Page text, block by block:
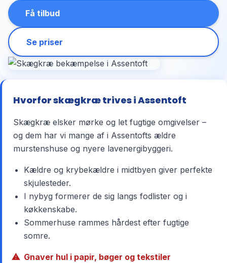
Få tilbud
Se priser
Hvorfor skægkræ trives i Assentoft
Skægkræ elsker mørke og let fugtige omgivelser –
og dem har vi mange af i Assentofts ældre
murstenshuse og nyere lavenergibyggeri.
Kældre og krybekældre i midtbyen giver perfekte
skjulesteder.
I nybyg formerer de sig langs fodlister og i
køkkenskabe.
Sommerhuse rammes hårdest efter fugtige
somre.
Gnaver hul i papir, bøger og tekstiler